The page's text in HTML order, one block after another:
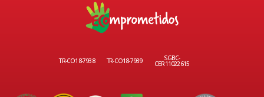
TR-CO18-7938 TR-CO18-7939 SGBC-
CER11022615